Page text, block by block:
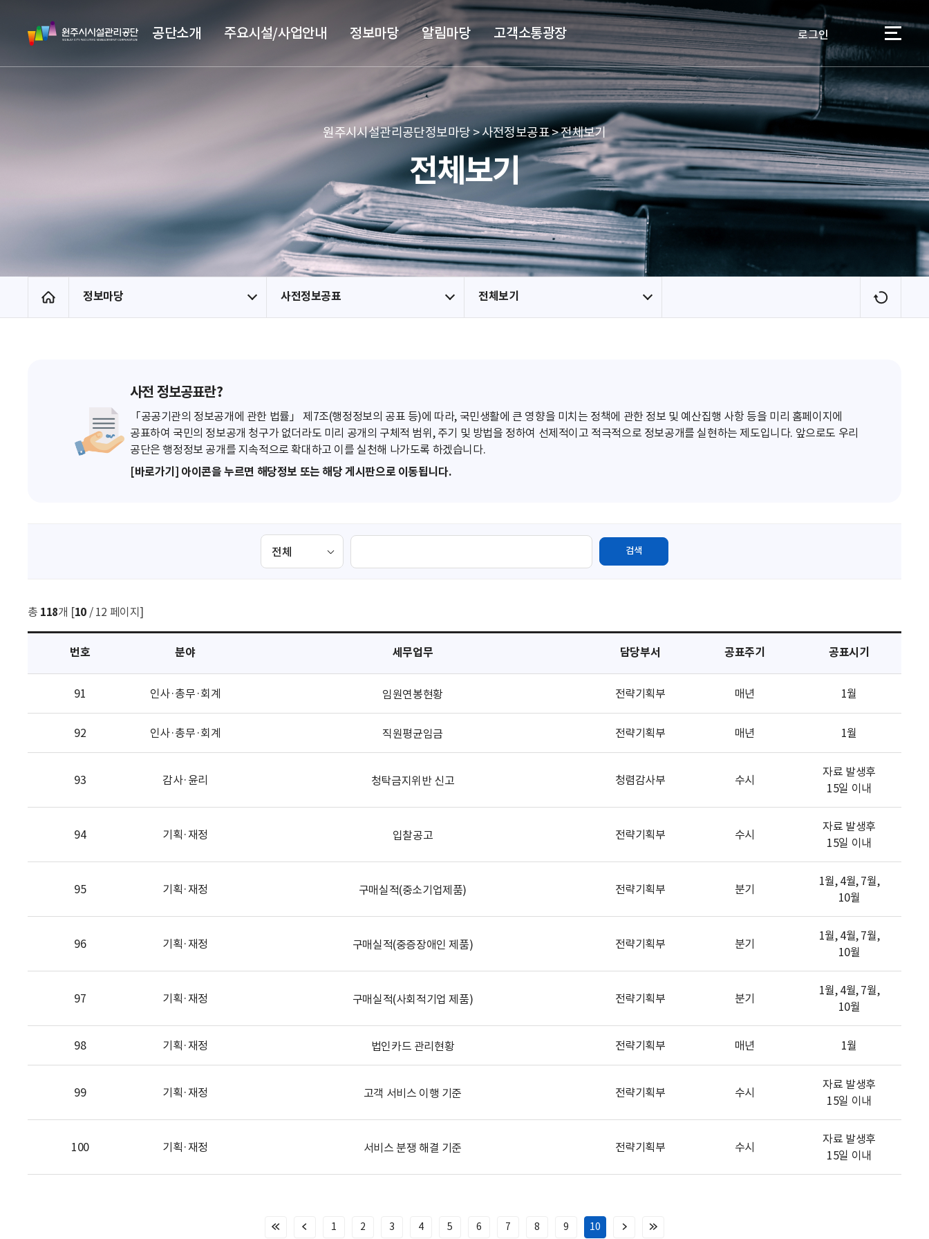
본문 바로가기
메뉴 바로가기
원
주
시
관
단
공단소개 주요시설/사업안내 정보마당 알림마당 고객소통광장 로그인 이용자
원주시시설관리공단정보마당 > 사전정보공표 > 전체보기
전체보기
홈 정보마당 사전정보공표 전체보기
새
로
사전 정보공표란?
「공공기관의 정보공개에 관한 법률」 제7조(행정정보의 공표 등)에 따라, 국민생활에 큰 영향을 미치는 정책에 관한 정보 및 예산집행 사항 등을 미리 홈페이지에
공표하여 국민의 정보공개 청구가 없더라도 미리 공개의 구체적 범위, 주기 및 방법을 정하여 선제적이고 적극적으로 정보공개를 실현하는 제도입니다. 앞으로도 우리
공단은 행정정보 공개를 지속적으로 확대하고 이를 실천해 나가도록 하겠습니다.
[바로가기] 아이콘을 누르면 해당정보 또는 해당 게시판으로 이동됩니다.
검
검색
총 118개 [10 / 12 페이지]
번호 분야 세무업무 담당부서 공표주기 공표시기
91 인사·총무·회계 임원연봉현황 전략기획부 매년 1월
92 인사·총무·회계 직원평균임금 전략기획부 매년 1월
93 감사·윤리 청탁금지위반 신고 청렴감사부 수시
자료 발생후
15일 이내
94 기획·재정 입찰공고 전략기획부 수시
자료 발생후
15일 이내
95 기획·재정 구매실적(중소기업제품) 전략기획부 분기
1월, 4월, 7월,
10월
96 기획·재정 구매실적(중증장애인 제품) 전략기획부 분기
1월, 4월, 7월,
10월
97 기획·재정 구매실적(사회적기업 제품) 전략기획부 분기
1월, 4월, 7월,
10월
98 기획·재정 법인카드 관리현황 전략기획부 매년 1월
99 기획·재정 고객 서비스 이행 기준 전략기획부 수시
자료 발생후
15일 이내
100 기획·재정 서비스 분쟁 해결 기준 전략기획부 수시
자료 발생후
15일 이내
처
이
1 2 3 4 5 6 7 8 9 10
다
마